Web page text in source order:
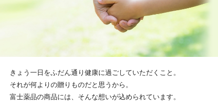
きょう一日をふだん通り健康に過ごしていただくこと。
それが何よりの贈りものだと思うから。
富士薬品の商品には、そんな想いが込められています。